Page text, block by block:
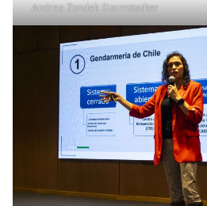
Andrea Zondek Darmstadter